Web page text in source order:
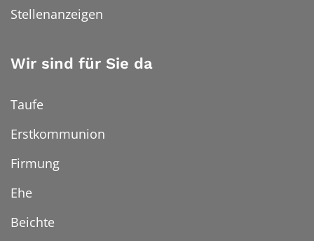
Stellenanzeigen
Wir sind für Sie da
Taufe
Erstkommunion
Firmung
Ehe
Beichte